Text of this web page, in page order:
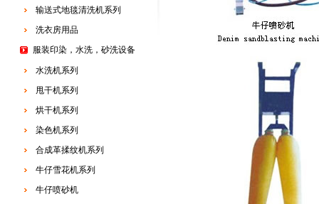
输送式地毯清洗机系列
洗衣房用品
服装印染，水洗，砂洗设备
水洗机系列
甩干机系列
烘干机系列
染色机系列
合成革揉纹机系列
牛仔雪花机系列
牛仔喷砂机